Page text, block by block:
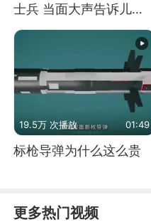
士兵 当面大声告诉儿
子：永远不要害怕他们！
19.5万 次播放 01:49
标枪导弹为什么这么贵
更多热门视频